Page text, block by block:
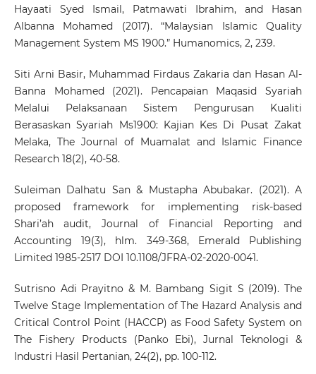
Hayaati Syed Ismail, Patmawati Ibrahim, and Hasan
Albanna Mohamed (2017). “Malaysian Islamic Quality
Management System MS 1900.” Humanomics, 2, 239.
Siti Arni Basir, Muhammad Firdaus Zakaria dan Hasan Al-
Banna Mohamed (2021). Pencapaian Maqasid Syariah
Melalui Pelaksanaan Sistem Pengurusan Kualiti
Berasaskan Syariah Ms1900: Kajian Kes Di Pusat Zakat
Melaka, The Journal of Muamalat and Islamic Finance
Research 18(2), 40-58.
Suleiman Dalhatu San & Mustapha Abubakar. (2021). A
proposed framework for implementing risk-based
Shari’ah audit, Journal of Financial Reporting and
Accounting 19(3), hlm. 349-368, Emerald Publishing
Limited 1985-2517 DOI 10.1108/JFRA-02-2020-0041.
Sutrisno Adi Prayitno & M. Bambang Sigit S (2019). The
Twelve Stage Implementation of The Hazard Analysis and
Critical Control Point (HACCP) as Food Safety System on
The Fishery Products (Panko Ebi), Jurnal Teknologi &
Industri Hasil Pertanian, 24(2), pp. 100-112.